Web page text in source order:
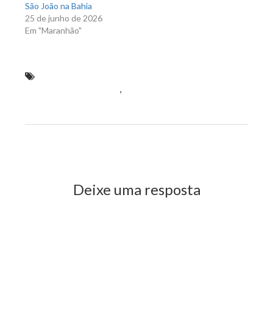
São João na Bahia
25 de junho de 2026
Em "Maranhão"
,
Deixe uma resposta